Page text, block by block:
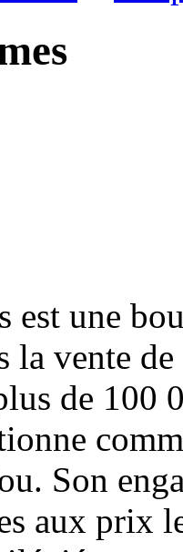
est une
la vente
de 100
Son
aux prix